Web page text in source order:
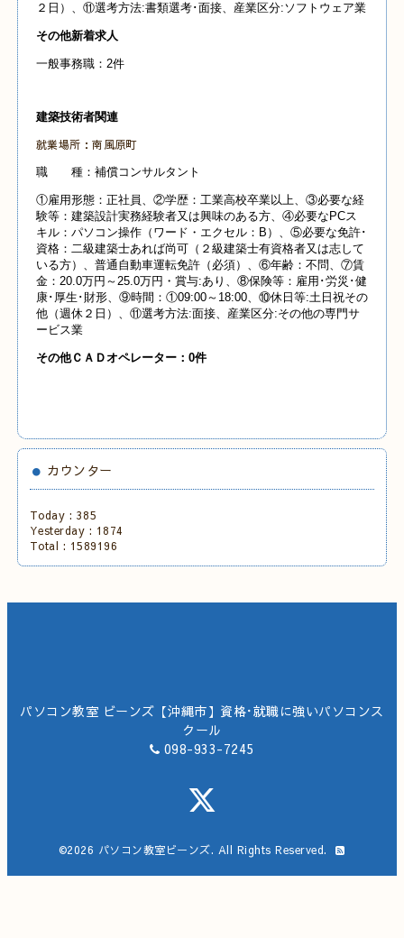
２日）、⑪選考方法:書類選考･面接、産業区分:ソフトウェア業
その他新着求人
一般事務職：2件
建築技術者関連
就業場所：南風原町
職 種：補償コンサルタント
①雇用形態：正社員、②学歴：工業高校卒業以上、③必要な経
験等：建築設計実務経験者又は興味のある方、④必要なPCス
キル：パソコン操作（ワード・エクセル：B）、⑤必要な免許･
資格：二級建築士あれば尚可（２級建築士有資格者又は志して
いる方）、普通自動車運転免許（必須）、⑥年齢：不問、⑦賃
金：20.0万円～25.0万円・賞与:あり、⑧保険等：雇用･労災･健
康･厚生･財形、⑨時間：①09:00～18:00、⑩休日等:土日祝その
他（週休２日）、⑪選考方法:面接、産業区分:その他の専門サ
ービス業
その他ＣＡＤオペレーター：0件
カウンター
Today : 385
Yesterday : 1874
Total : 1589196
パソコン教室 ビーンズ【沖縄市】資格･就職に強いパソコンス
クール
098-933-7245
©2026 パソコン教室ビーンズ. All Rights Reserved.